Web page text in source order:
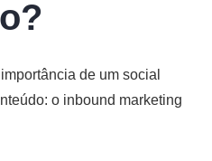
de um social
o inbound marketing